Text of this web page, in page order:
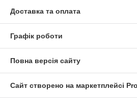
Доставка та оплата
Графік роботи
Повна версія сайту
Сайт створено на маркетплейсі